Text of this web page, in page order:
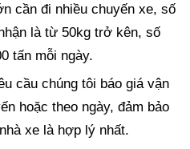
cần đi nhiều chuyến xe, số
là từ 50kg trở kên, số
tấn mỗi ngày.
cầu chúng tôi báo giá vận
hoặc theo ngày, đảm bảo
xe là hợp lý nhất.